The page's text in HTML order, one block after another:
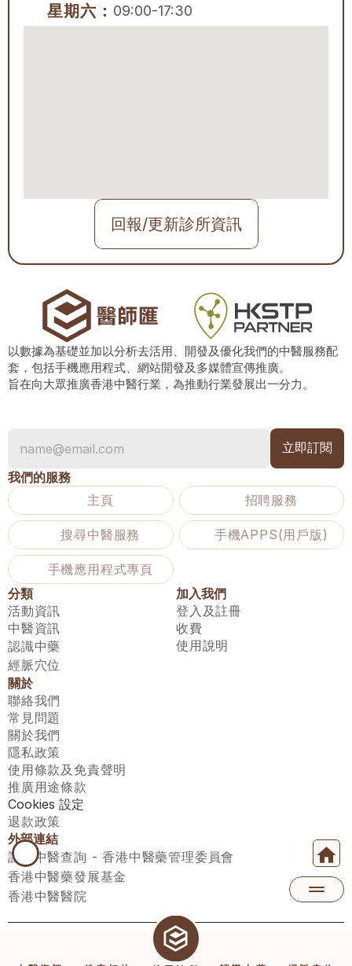
星期六： 09:00-17:30
回報/更新診所資訊
以數據為基礎並加以分析去活用、開發及優化我們的中醫服務配
套，包括手機應用程式、網站開發及多媒體宣傳推廣。
旨在向大眾推廣香港中醫行業，為推動行業發展出一分力。
我們的服務
主頁
招聘服務
搜尋中醫服務 手機APPS(用戶版)
手機應用程式專頁
分類
活動資訊
中醫資訊
認識中藥
經脈穴位
加入我們
登入及註冊
收費
使用說明
關於
聯絡我們
常見問題
關於我們
隱私政策
使用條款及免責聲明
推廣用途條款
Cookies 設定
退款政策
外部連結
註冊中醫查詢 - 香港中醫藥管理委員會
香港中醫藥發展基金
香港中醫醫院
醫師匯有限公司 ECWAY LIMITED Copyright 2026© All rights
reserved. 台灣地區：統一編號：00531876 稅籍編號：A100320069